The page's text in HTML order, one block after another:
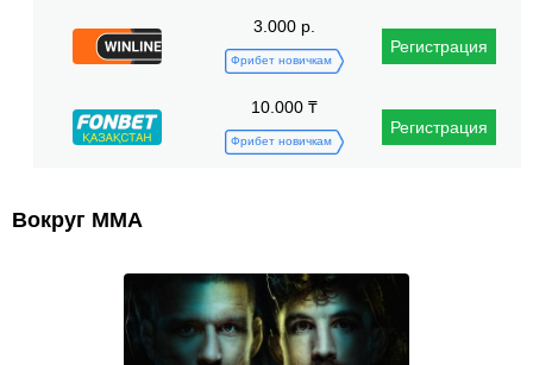
3.000 р.
Фрибет новичкам
Регистрация
10.000 ₸
Фрибет новичкам
Регистрация
Вокруг ММА